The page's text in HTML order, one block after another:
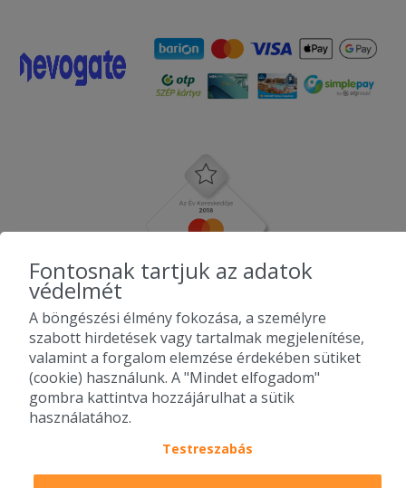
2010-2026 Copyright - Falatozz.hu - Diston-line Kft.
Fontosnak tartjuk az adatok
védelmét
A böngészési élmény fokozása, a személyre
szabott hirdetések vagy tartalmak megjelenítése,
valamint a forgalom elemzése érdekében sütiket
(cookie) használunk. A "Mindet elfogadom"
gombra kattintva hozzájárulhat a sütik
használatához.
Testreszabás